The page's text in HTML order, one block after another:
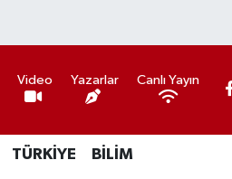
Video Yazarlar Canlı Yayın
TÜRKİYE BİLİM